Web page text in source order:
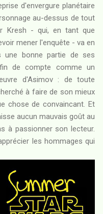
d'envergure planétaire
au-dessus de tout
Kresh - qui, en tant que
mener l'enquête - va en
une bonne partie de ses
de compte comme un
d'Asimov : de toute
à faire de son mieux
chose de convaincant. Et
aucun mauvais goût au
à passionner son lecteur.
les hommages qui